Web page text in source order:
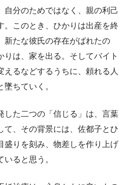
自分のためではなく、親の利己
。このとき、ひかりは出産を終
新たな彼氏の存在がばれたの
りは、家を出る。そしてバイト
えるなどするうちに、頼れる人
ちていく。
た二つの「信じる」は、言葉
て、その背景には、佐都子とひ
盛りを刻み、物差しを作り上げ
ると思う。